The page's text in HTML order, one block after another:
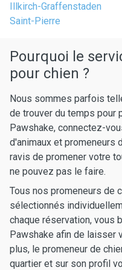
Illkirch-Graffenstaden
Saint-Pierre
Pourquoi le
pour chien ?
Nous sommes parfois
de trouver du temps pour
Pawshake, connectez-
d'animaux et promeneurs
ravis de promener votre
ne pouvez pas le faire.
Tous nos promeneurs de
sélectionnés
chaque réservation, vous
Pawshake afin de laisser
plus, le promeneur de
quartier et sur son profil